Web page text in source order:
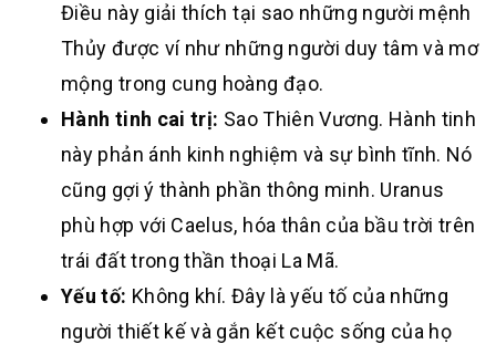
Điều này giải thích tại sao những người mệnh
Thủy được ví như những người duy tâm và mơ
mộng trong cung hoàng đạo.
Hành tinh cai trị: Sao Thiên Vương. Hành tinh
này phản ánh kinh nghiệm và sự bình tĩnh. Nó
cũng gợi ý thành phần thông minh. Uranus
phù hợp với Caelus, hóa thân của bầu trời trên
trái đất trong thần thoại La Mã.
Yếu tố: Không khí. Đây là yếu tố của những
người thiết kế và gắn kết cuộc sống của họ